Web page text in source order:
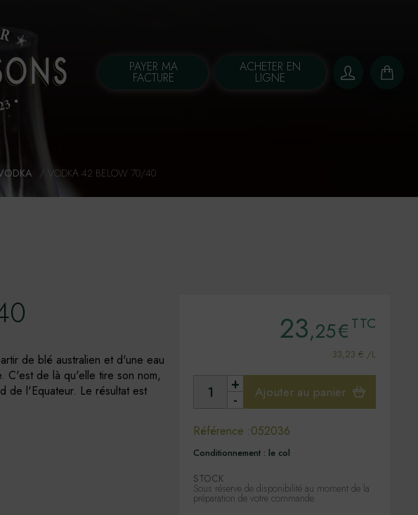
PAYER MA
FACTURE
ACHETER EN
LIGNE
/ VODKA 42 BELOW 70/40
de blé australien et d'une eau
C'est de là qu'elle tire son nom,
de l'Equateur. Le résultat est
23,25€ TTC
33,23 € /L
-
+ Ajouter au panier
Référence :052036
Conditionnement : le col
STOCK
Sous réserve de disponibilité au moment de la
préparation de votre commande.